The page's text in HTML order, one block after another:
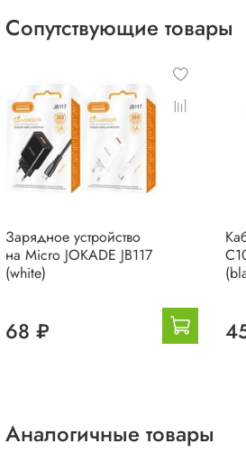
Сопутствующие товары
Зарядное устройство
на Micro JOKADE JB117
(white)
68 ₽
Аналогичные товары